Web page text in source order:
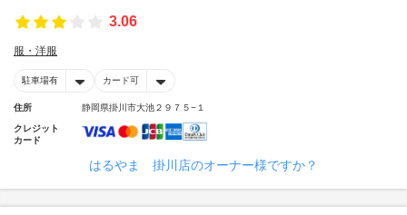
3.06
服・洋服
駐車場有 カード可
住所 静岡県掛川市大池２９７５−１
クレジット
カード
はるやま 掛川店のオーナー様ですか？